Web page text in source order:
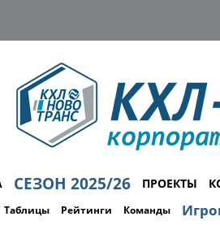
СЕЗОН 2025/26 ПРОЕКТЫ
Таблицы Рейтинги Команды